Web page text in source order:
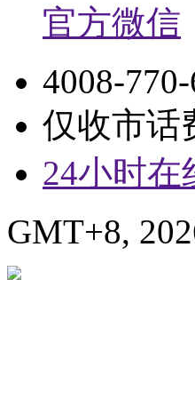
官方微信
4008-
仅收市话
24小时在
GMT+8,